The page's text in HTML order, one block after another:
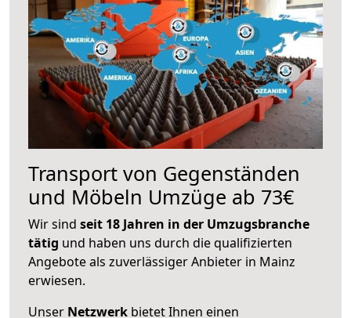
Transport von Gegenständen
und Möbeln Umzüge ab 73€
Wir sind seit 18 Jahren in der Umzugsbranche
tätig und haben uns durch die qualifizierten
Angebote als zuverlässiger Anbieter in Mainz
erwiesen.
Unser Netzwerk bietet Ihnen einen